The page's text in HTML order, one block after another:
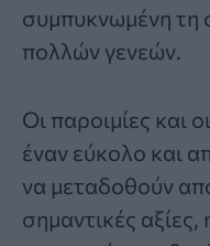
συμπυκνωμένη τη
πολλών γενεών.
Οι παροιμίες και
έναν εύκολο και
να μεταδοθούν
σημαντικές αξίες,